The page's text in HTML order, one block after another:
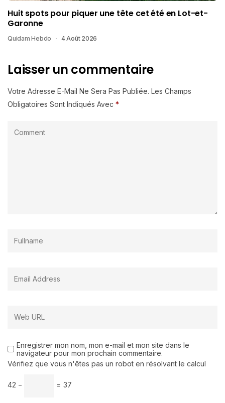
Huit spots pour piquer une tête cet été en Lot-et-
Garonne
Quidam Hebdo 4 Août 2026
Laisser un commentaire
Votre Adresse E-Mail Ne Sera Pas Publiée. Les Champs
Obligatoires Sont Indiqués Avec *
Enregistrer mon nom, mon e-mail et mon site dans le
navigateur pour mon prochain commentaire.
Vérifiez que vous n'êtes pas un robot en résolvant le calcul
42 − = 37